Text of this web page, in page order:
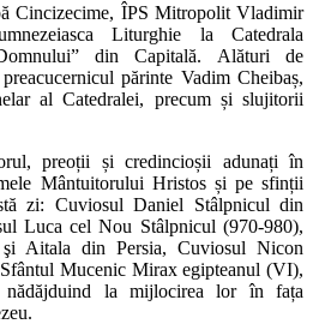
Cincizecime, ÎPS Mitropolit Vladimir
Liturghie la Catedrala
din Capitală. Alături de
părinte Vadim Cheibaș,
al Catedralei, precum și slujitorii
preoții și credincioșii adunați în
Mântuitorului Hristos și pe sfinții
zi: Cuviosul Daniel Stâlpnicul din
Luca cel Nou Stâlpnicul (970-980),
Aitala din Persia, Cuviosul Nicon
Mucenic Mirax egipteanul (VI),
nădăjduind la mijlocirea lor în fața